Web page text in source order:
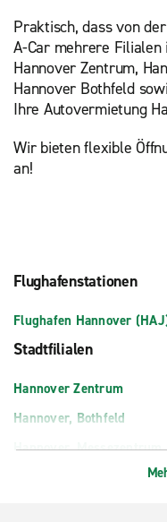
Praktisch, dass von
A-Car mehrere
Hannover Zentrum,
Hannover Bothfeld
Ihre Autovermietung
Wir bieten flexible
an!
Flughafenstationen
Flughafen Hannover
Stadtfilialen
Hannover Zentrum
Hannover, Bothfeld
Hannover, Messezentrum